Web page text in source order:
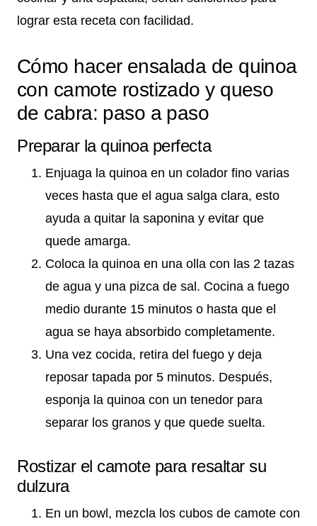
lograr esta receta con facilidad.
Cómo hacer ensalada de quinoa
con camote rostizado y queso
de cabra: paso a paso
Preparar la quinoa perfecta
Enjuaga la quinoa en un colador fino varias
veces hasta que el agua salga clara, esto
ayuda a quitar la saponina y evitar que
quede amarga.
Coloca la quinoa en una olla con las 2 tazas
de agua y una pizca de sal. Cocina a fuego
medio durante 15 minutos o hasta que el
agua se haya absorbido completamente.
Una vez cocida, retira del fuego y deja
reposar tapada por 5 minutos. Después,
esponja la quinoa con un tenedor para
separar los granos y que quede suelta.
Rostizar el camote para resaltar su
dulzura
En un bowl, mezcla los cubos de camote con